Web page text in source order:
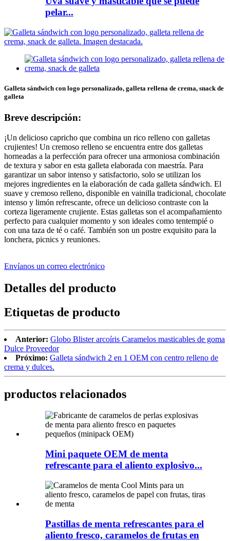
pelar...
Galleta sándwich con logo personalizado, galleta rellena de crema, snack de
galleta
Breve descripción:
¡Un delicioso capricho que combina un rico relleno con galletas
crujientes! Un cremoso relleno se encuentra entre dos galletas
horneadas a la perfección para ofrecer una armoniosa combinación
de textura y sabor en esta galleta elaborada con maestría. Para
garantizar un sabor intenso y satisfactorio, solo se utilizan los
mejores ingredientes en la elaboración de cada galleta sándwich. El
suave y cremoso relleno, disponible en vainilla tradicional, chocolate
intenso y limón refrescante, ofrece un delicioso contraste con la
corteza ligeramente crujiente. Estas galletas son el acompañamiento
perfecto para cualquier momento y son ideales como tentempié o
con una taza de té o café. También son un postre exquisito para la
lonchera, picnics y reuniones.
Envíanos un correo electrónico
Detalles del producto
Etiquetas de producto
Anterior: Globo Blister arcoíris Caramelos masticables de goma
Dulce Proveedor
Próximo: Galleta sándwich 2 en 1 OEM con centro relleno de
crema y dulces.
productos relacionados
Mini paquete OEM de menta
refrescante para el aliento explosivo...
Pastillas de menta refrescantes para el
aliento fresco, caramelos de frutas en